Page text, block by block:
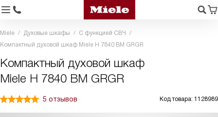
Miele Духовые шкафы
С функцией СВЧ
Компактный духовой шкаф Miele H 7840 BM GRGR
Компактный духовой шкаф
Miele H 7840 BM GRGR
5 отзывов Код товара: 1128989